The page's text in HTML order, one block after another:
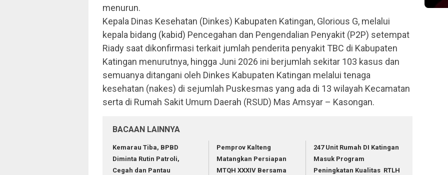
menurun.
Kepala Dinas Kesehatan (Dinkes) Kabupaten Katingan, Glorious G, melalui
kepala bidang (kabid) Pencegahan dan Pengendalian Penyakit (P2P) setempat
Riady saat dikonfirmasi terkait jumlah penderita penyakit TBC di Kabupaten
Katingan menurutnya, hingga Juni 2026 ini berjumlah sekitar 103 kasus dan
semuanya ditangani oleh Dinkes Kabupaten Katingan melalui tenaga
kesehatan (nakes) di sejumlah Puskesmas yang ada di 13 wilayah Kecamatan
serta di Rumah Sakit Umum Daerah (RSUD) Mas Amsyar – Kasongan.
BACAAN LAINNYA
Kemarau Tiba, BPBD
Diminta Rutin Patroli,
Cegah dan Pantau
Pemprov Kalteng
Matangkan Persiapan
MTQH XXXIV Bersama
247 Unit Rumah DI Katingan
Masuk Program
Peningkatan Kualitas RTLH